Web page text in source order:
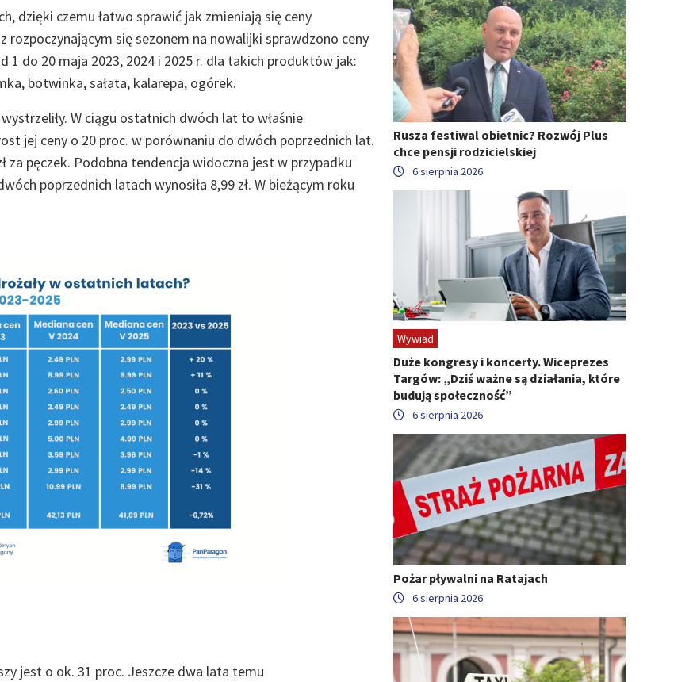
dzięki czemu łatwo sprawić jak zmieniają się ceny
się sezonem na nowalijki sprawdzono ceny
1 do 20 maja 2023, 2024 i 2025 r. dla takich produktów jak:
botwinka, sałata, kalarepa, ogórek.
W ciągu ostatnich dwóch lat to właśnie
jej ceny o 20 proc. w porównaniu do dwóch poprzednich lat.
za pęczek. Podobna tendencja widoczna jest w przypadku
poprzednich latach wynosiła 8,99 zł. W bieżącym roku
jest o ok. 31 proc. Jeszcze dwa lata temu
Rusza festiwal obietnic? Rozwój Plus
chce pensji rodzicielskiej
6 sierpnia 2026
Wywiad
Duże kongresy i koncerty. Wiceprezes
Targów: „Dziś ważne są działania, które
budują społeczność”
6 sierpnia 2026
Pożar pływalni na Ratajach
6 sierpnia 2026